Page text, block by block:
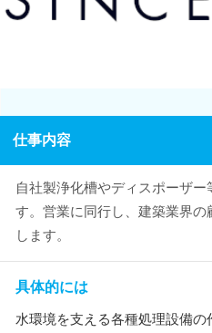
仕事内容
自社製浄化槽やディスポーザ
す。営業に同行し、建築業界
します。
具体的には
水環境を支える各種処理設備